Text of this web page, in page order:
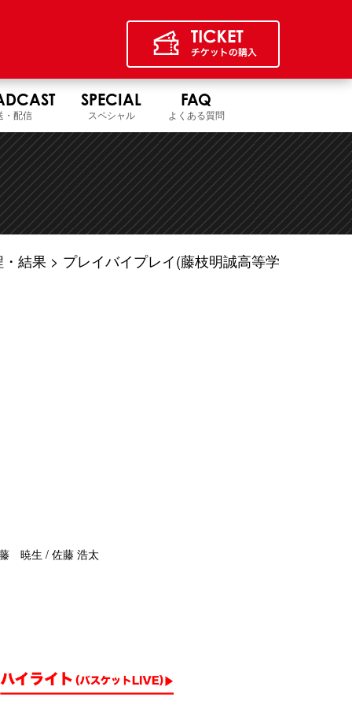
・配信
SPECIAL
スペシャル
FAQ
よくある質問
・結果
プレイバイプレイ(藤枝明誠高等学
暁生 / 佐藤 浩太